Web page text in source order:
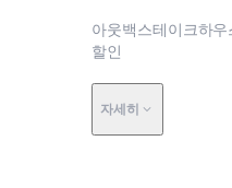
아웃백스테이크하
할인
자세히